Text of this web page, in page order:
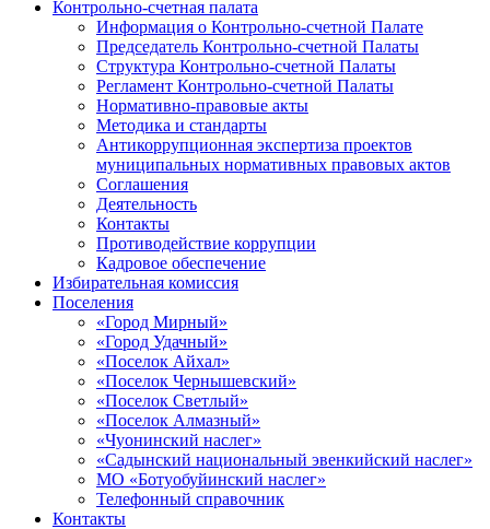
Контрольно-счетная палата
Информация о Контрольно-счетной Палате
Председатель Контрольно-счетной Палаты
Структура Контрольно-счетной Палаты
Регламент Контрольно-счетной Палаты
Нормативно-правовые акты
Методика и стандарты
Антикоррупционная экспертиза проектов
муниципальных нормативных правовых актов
Соглашения
Деятельность
Контакты
Противодействие коррупции
Кадровое обеспечение
Избирательная комиссия
Поселения
«Город Мирный»
«Город Удачный»
«Поселок Айхал»
«Поселок Чернышевский»
«Поселок Светлый»
«Поселок Алмазный»
«Чуонинский наслег»
«Садынский национальный эвенкийский наслег»
МО «Ботуобуйинский наслег»
Телефонный справочник
Контакты